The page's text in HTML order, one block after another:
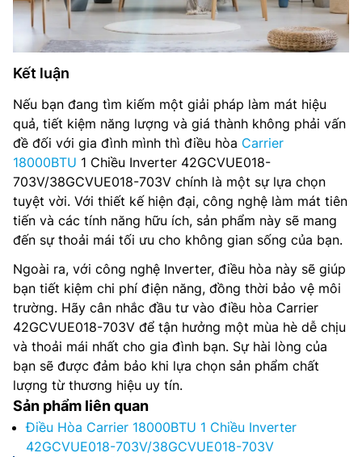
Kết luận
Nếu bạn đang tìm kiếm một giải pháp làm mát hiệu
quả, tiết kiệm năng lượng và giá thành không phải vấn
đề đối với gia đình mình thì điều hòa Carrier
18000BTU 1 Chiều Inverter 42GCVUE018-
703V/38GCVUE018-703V chính là một sự lựa chọn
tuyệt vời. Với thiết kế hiện đại, công nghệ làm mát tiên
tiến và các tính năng hữu ích, sản phẩm này sẽ mang
đến sự thoải mái tối ưu cho không gian sống của bạn.
Ngoài ra, với công nghệ Inverter, điều hòa này sẽ giúp
bạn tiết kiệm chi phí điện năng, đồng thời bảo vệ môi
trường. Hãy cân nhắc đầu tư vào điều hòa Carrier
42GCVUE018-703V để tận hưởng một mùa hè dễ chịu
và thoải mái nhất cho gia đình bạn. Sự hài lòng của
bạn sẽ được đảm bảo khi lựa chọn sản phẩm chất
lượng từ thương hiệu uy tín.
Sản phẩm liên quan
Điều Hòa Carrier 18000BTU 1 Chiều Inverter
42GCVUE018-703V/38GCVUE018-703V